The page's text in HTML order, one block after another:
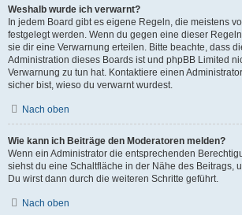
Weshalb wurde ich verwarnt?
In jedem Board gibt es eigene Regeln, die meistens
festgelegt werden. Wenn du gegen eine dieser
sie dir eine Verwarnung erteilen. Bitte beachte, dass
Administration dieses Boards ist und phpBB Limited
Verwarnung zu tun hat. Kontaktiere einen
sicher bist, wieso du verwarnt wurdest.
Nach oben
Wie kann ich Beiträge den Moderatoren melden?
Wenn ein Administrator die entsprechenden
siehst du eine Schaltfläche in der Nähe des Beitrags,
Du wirst dann durch die weiteren Schritte geführt.
Nach oben